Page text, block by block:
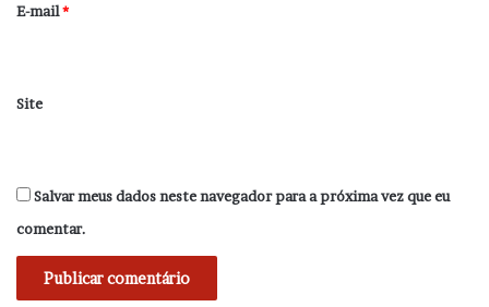
*
E-mail*
Site
Salvar meus dados neste navegador para a próxima vez que eu
comentar.